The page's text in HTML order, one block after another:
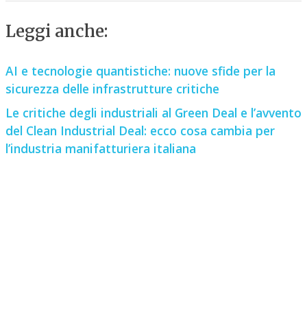
Leggi anche:
AI e tecnologie quantistiche: nuove sfide per la
sicurezza delle infrastrutture critiche
Le critiche degli industriali al Green Deal e l’avvento
del Clean Industrial Deal: ecco cosa cambia per
l’industria manifatturiera italiana